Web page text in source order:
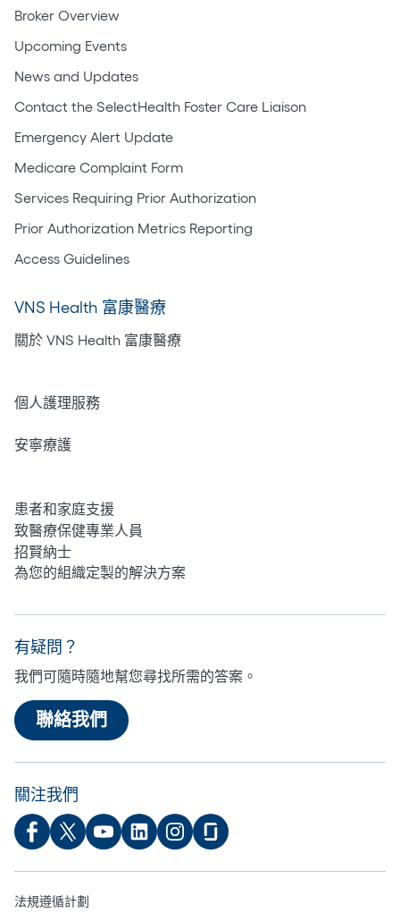
Broker Overview
Upcoming Events
News and Updates
Contact the SelectHealth Foster Care Liaison
Emergency Alert Update
Medicare Complaint Form
Services Requiring Prior Authorization
Prior Authorization Metrics Reporting
Access Guidelines
VNS Health 富康醫療
關於 VNS Health 富康醫療
個人護理服務
安寧療護
患者和家庭支援
致醫療保健專業人員
招賢納士
為您的組織定製的解決方案
有疑問？
我們可隨時隨地幫您尋找所需的答案。
聯絡我們
關注我們
法規遵循計劃